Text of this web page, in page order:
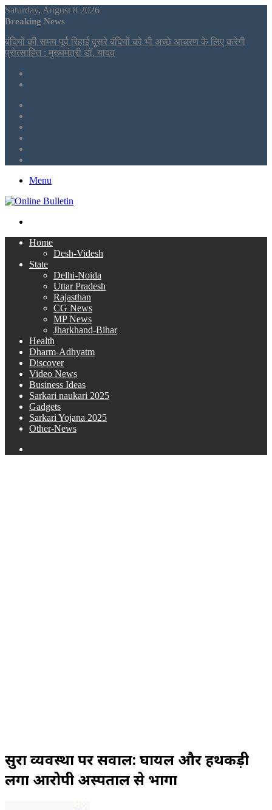
Saturday, August 8 2026
Breaking News
बंदियों की समय पूर्व रिहाई दूसरे बंदियों को भी अच्छे आचरण के लिए करेगी
प्रोत्साहित : मुख्यमंत्री डॉ. यादव
Menu
Home
Desh-Videsh
State
Delhi-Noida
Uttar Pradesh
Rajasthan
CG News
MP News
Jharkhand-Bihar
Health
Dharm-Adhyatm
Discover
Video News
Business Ideas
Sarkari naukari 2025
Gadgets
Sarkari Yojana 2025
Other-News
सुरक्षा व्यवस्था पर सवाल: घायल और हथकड़ी
लगा आरोपी अस्पताल से भागा